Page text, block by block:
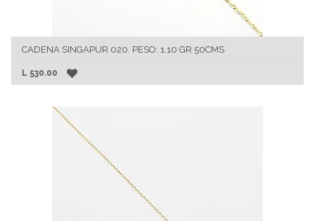
CADENA SINGAPUR 020. PESO: 1.10 GR 50CMS
L 530.00